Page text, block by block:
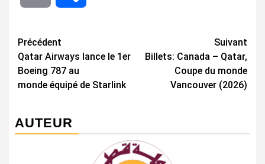
Navigation
d’article
Précédent
Qatar Airways lance le 1er
Boeing 787 au
monde équipé de Starlink
Suivant
Billets: Canada – Qatar,
Coupe du monde
Vancouver (2026)
AUTEUR